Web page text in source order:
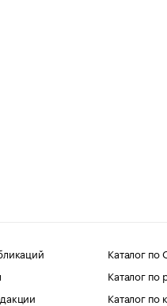
Каталог
Каталог по
Каталог по